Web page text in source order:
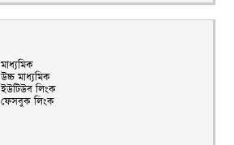
মাধ্যমিক
উচ্চ মাধ্যমিক
ইউটিউব লিংক
ফেসবুক লিংক